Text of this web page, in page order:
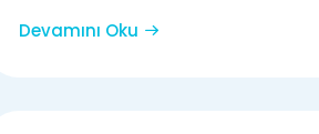
Devamını Oku